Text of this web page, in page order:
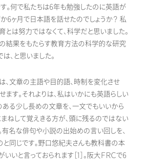
。何で私たちは6年も勉強したのに英語が
6ヶ月で日本語を話せたのでしょうか？ 私
とは努力ではなくて、科学だと思いました。
結果をもたらす教育方法の科学的な研究
、と思いました。
、文章の主語や目的語、時制を変化させ
ます。それよりは、私はいかにも英語らしい
る少し長めの文章を、一文でもいいから
ねして覚えきる方が、頭に残るのではない
有名な俳句や小説の出始めの言い回しを、
同じです。野口悠紀夫さんも教科書の本
いと言っておられます［1］。阪大ＦＲＣで6